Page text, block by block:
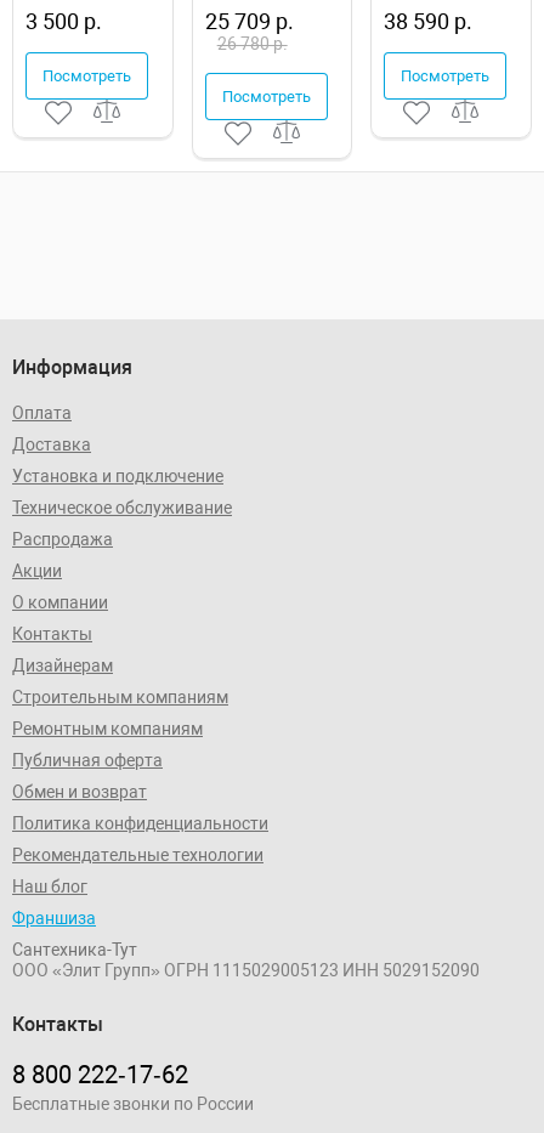
3 500 р.
Посмотреть
1A2519K0SD010
подвесная
25 709 р.
26 780 р.
Посмотреть
A
38 590 р.
Посмотреть
Информация
Оплата
Доставка
Установка и подключение
Техническое обслуживание
Распродажа
Акции
О компании
Контакты
Дизайнерам
Строительным компаниям
Ремонтным компаниям
Публичная оферта
Обмен и возврат
Политика конфиденциальности
Рекомендательные технологии
Наш блог
Франшиза
Сантехника-Тут
ООО «Элит Групп» ОГРН 1115029005123 ИНН 5029152090
Контакты
8 800 222‑17‑62
Бесплатные звонки по России